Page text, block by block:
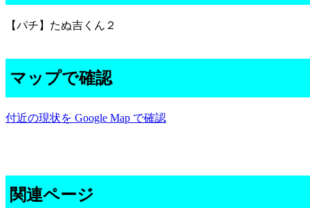
【パチ】たぬ吉くん２
マップで確認
付近の現状を Google Map で確認
関連ページ